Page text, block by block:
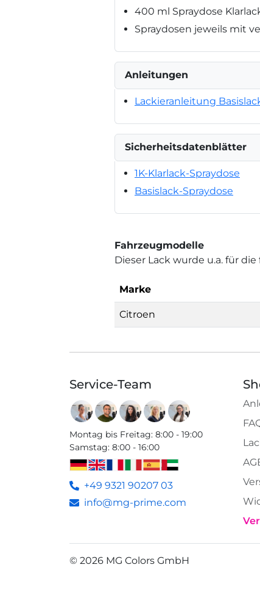
400 ml Spraydose
Spraydosen jeweils mit
Anleitungen
Lackieranleitung
Sicherheitsdatenblätter
1K-Klarlack-Spraydose
Basislack-Spraydose
Fahrzeugmodelle
Dieser Lack wurde u.a. für
Marke
Citroen
Service-Team
Montag bis Freitag: 8:00 - 19:00
Samstag: 8:00 - 16:00
+49 9321 90207 03
info@mg-prime.com
© 2026 MG Colors GmbH